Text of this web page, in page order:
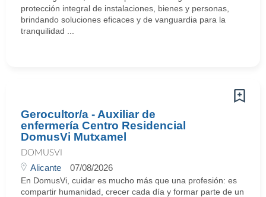
protección integral de instalaciones, bienes y personas,
brindando soluciones eficaces y de vanguardia para la
tranquilidad ...
Gerocultor/a - Auxiliar de
enfermería Centro Residencial
DomusVi Mutxamel
DOMUSVI
Alicante 07/08/2026
En DomusVi, cuidar es mucho más que una profesión: es
compartir humanidad, crecer cada día y formar parte de un